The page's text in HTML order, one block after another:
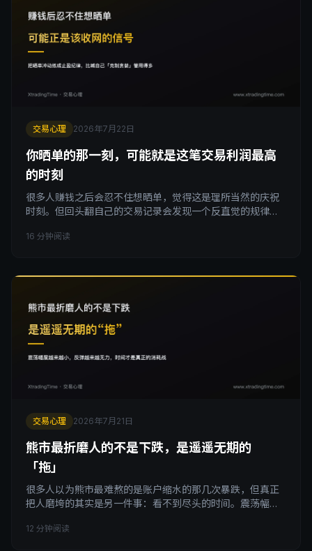
交易心理 2026年7月22日
你晒单的那一刻，可能就是这笔交易利润最高
的时刻
很多人赚钱之后会忍不住想晒单，觉得这是理所当然的庆祝
时刻。但回头翻自己的交易记录会发现一个反直觉的规律：
最高的瞬间，之后大概率会回吐一部分甚至全部。这篇文章
16 分钟阅读
交易心理 2026年7月21日
熊市最折磨人的不是下跌，是遥遥无期的
「拖」
很多人以为熊市最难熬的是账户缩水的那几次暴跌，但真正
把人磨垮的其实是另一件事：看不到尽头的时间。震荡幅度
木。拆解熊市心理杀伤力的真正来源，以及如何在这场时间
12 分钟阅读